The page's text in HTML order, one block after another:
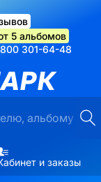
5 альбомов
301-64-48
и заказы